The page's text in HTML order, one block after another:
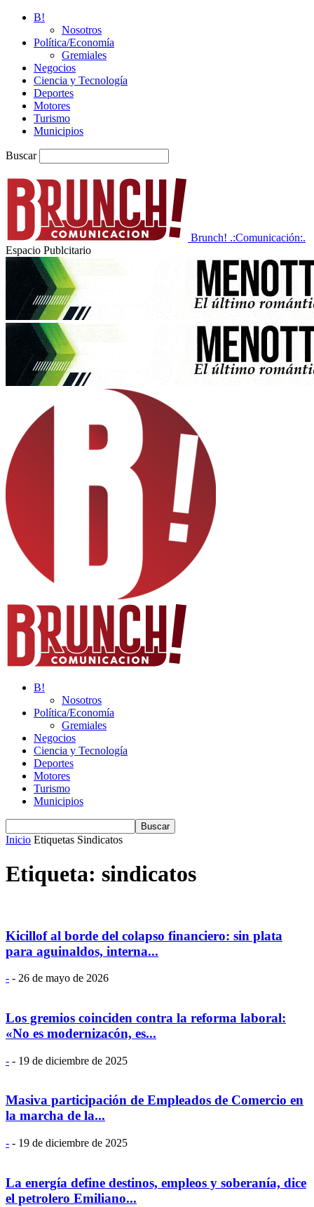
B!
Nosotros
Política/Economía
Gremiales
Negocios
Ciencia y Tecnología
Deportes
Motores
Turismo
Municipios
Buscar
Brunch! .:Comunicación:.
Espacio Publcitario
B!
Nosotros
Política/Economía
Gremiales
Negocios
Ciencia y Tecnología
Deportes
Motores
Turismo
Municipios
Inicio Etiquetas Sindicatos
Etiqueta: sindicatos
Kicillof al borde del colapso financiero: sin plata
para aguinaldos, interna...
- - 26 de mayo de 2026
Los gremios coinciden contra la reforma laboral:
«No es modernizacón, es...
- - 19 de diciembre de 2025
Masiva participación de Empleados de Comercio en
la marcha de la...
- - 19 de diciembre de 2025
La energía define destinos, empleos y soberanía, dice
el petrolero Emiliano...